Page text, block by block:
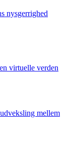
nysgerrighed
virtuelle verden
mellem